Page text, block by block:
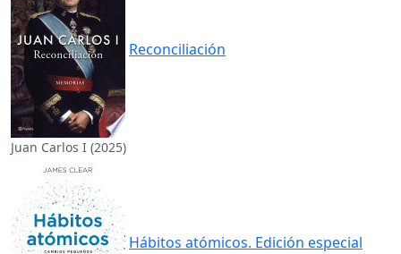
Reconciliación
Juan Carlos I (2025)
Hábitos atómicos. Edición especial